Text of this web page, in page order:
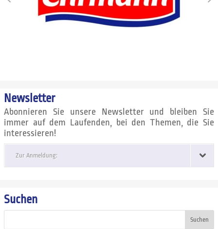
Newsletter
Abonnieren Sie unsere Newsletter und bleiben Sie
immer auf dem Laufenden, bei den Themen, die Sie
interessieren!
Zur Anmeldung:
Suchen
Suchen